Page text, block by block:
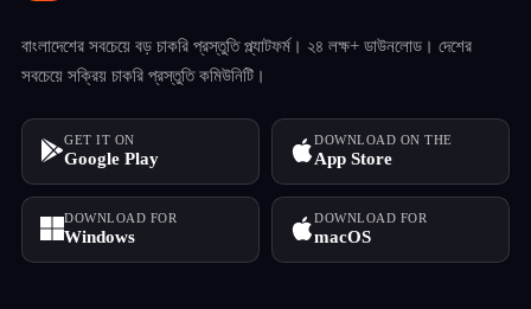
বাংলাদেশের সবচেয়ে বড় চাকরি প্রস্তুতি প্ল্যাটফর্ম। ২৪ লক্ষ+ ডাউনলোড। দেশের
সবচেয়ে সক্রিয় চাকরি প্রস্তুতি কমিউনিটি।
GET IT ON
Google Play
DOWNLOAD ON THE
App Store
DOWNLOAD FOR
Windows
DOWNLOAD FOR
macOS